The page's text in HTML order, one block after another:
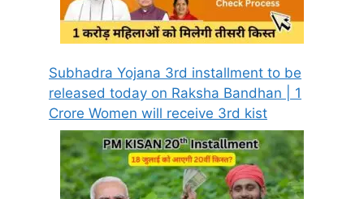
Subhadra Yojana 3rd installment to be
released today on Raksha Bandhan | 1
Crore Women will receive 3rd kist